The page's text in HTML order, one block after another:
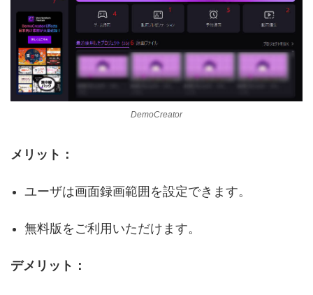
DemoCreator
メリット：
ユーザは画面録画範囲を設定できます。
無料版をご利用いただけます。
デメリット：